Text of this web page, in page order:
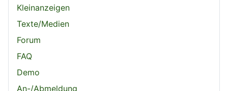
Kleinanzeigen
Texte/Medien
Forum
FAQ
Demo
An-/Abmeldung